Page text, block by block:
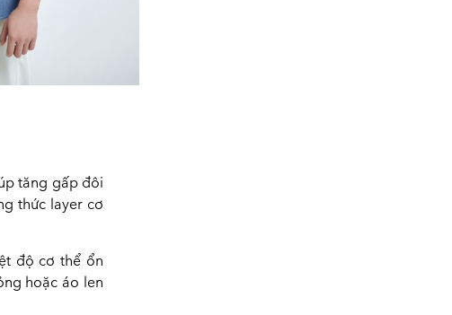
tăng gấp đôi
thức layer cơ
độ cơ thể ổn
hoặc áo len